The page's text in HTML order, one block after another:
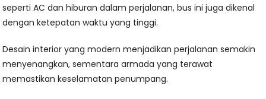
seperti AC dan hiburan dalam perjalanan, bus ini juga dikenal
dengan ketepatan waktu yang tinggi.
Desain interior yang modern menjadikan perjalanan semakin
menyenangkan, sementara armada yang terawat
memastikan keselamatan penumpang.